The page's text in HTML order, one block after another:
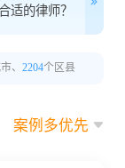
适的律师？
、 2204个区县
案例多优先